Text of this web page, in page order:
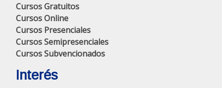
Cursos Gratuitos
Cursos Online
Cursos Presenciales
Cursos Semipresenciales
Cursos Subvencionados
Interés